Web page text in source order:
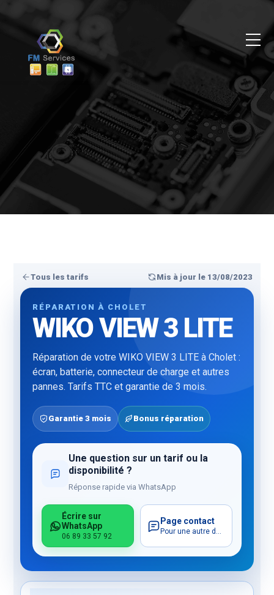
Tous les tarifs Mis à jour le 13/08/2023
RÉPARATION À CHOLET
WIKO VIEW 3 LITE
Réparation de votre WIKO VIEW 3 LITE à Cholet :
écran, batterie, connecteur de charge et autres
pannes. Tarifs TTC et garantie de 3 mois.
Garantie 3 mois Bonus réparation
Une question sur un tarif ou la
disponibilité ?
Réponse rapide via WhatsApp
Écrire sur
WhatsApp
06 89 33 57 92
Page contact
Pour une autre demande